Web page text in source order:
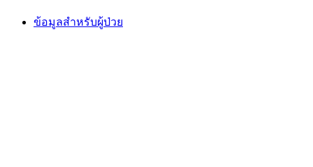
ข้อมูลสำหรับผู้ป่วย